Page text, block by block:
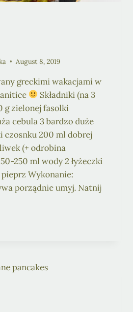
August 8, 2019
greckimi wakacjami w
Składniki (na 3
g zielonej fasolki
cebula 3 bardzo duże
czosnku 200 ml dobrej
(+ odrobina
250 ml wody 2 łyżeczki
Wykonanie:
porządnie umyj. Natnij